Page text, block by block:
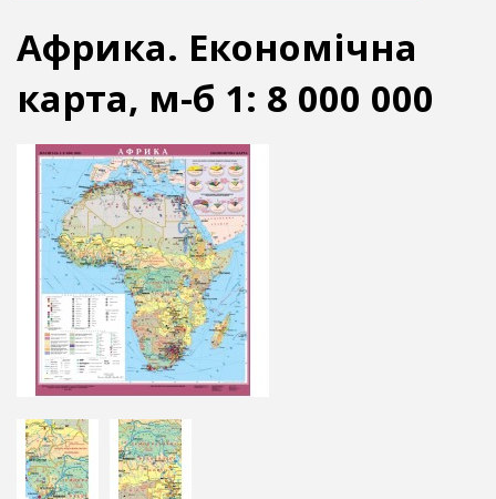
Африка. Економічна
карта, м-б 1: 8 000 000